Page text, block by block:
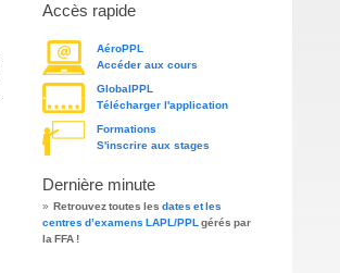
Accès rapide
AéroPPL
Accéder aux cours
GlobalPPL
Télécharger l'application
Formations
S'inscrire aux stages
Dernière minute
» Retrouvez toutes les dates et les
centres d’examens LAPL/PPL gérés par
la FFA !